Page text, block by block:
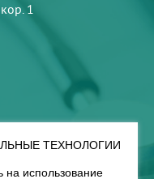
1
ТЕХНОЛОГИИ
на использование